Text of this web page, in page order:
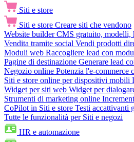
Siti e store
Siti e store Creare siti che vendono
Website builder CMS gratuito, modelli,
Vendita tramite social Vendi prodotti
Moduli web Raccogliere lead con
Pagine di destinazione Generare lead
Negozio online Potenzia l'e-commerce
Siti e store online per dispositivi mobili
Widget per siti web Widget per
Strumenti di marketing online
CoPilot in Siti e store Testi accattivanti
Tutte le funzionalità per Siti e negozi
HR e automazione